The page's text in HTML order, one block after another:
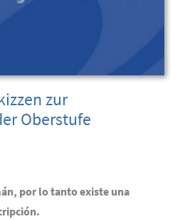
zur
Oberstufe
por lo tanto existe una